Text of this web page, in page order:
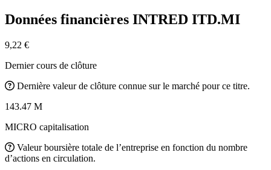
Données financières INTRED ITD.MI
9,22 €
Dernier cours de clôture
Dernière valeur de clôture connue sur le marché pour ce titre.
143.47 M
MICRO capitalisation
Valeur boursière totale de l’entreprise en fonction du nombre
d’actions en circulation.